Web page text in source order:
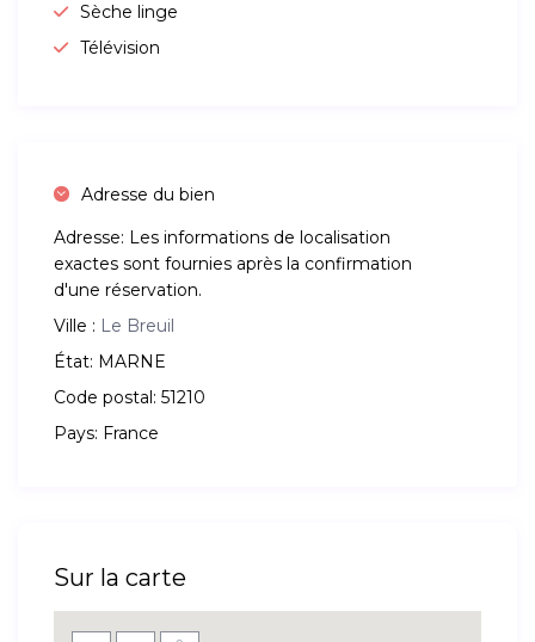
Sèche linge
Télévision
Adresse du bien
Adresse: Les informations de localisation
exactes sont fournies après la confirmation
d'une réservation.
Ville : Le Breuil
État: MARNE
Code postal: 51210
Pays: France
Sur la carte